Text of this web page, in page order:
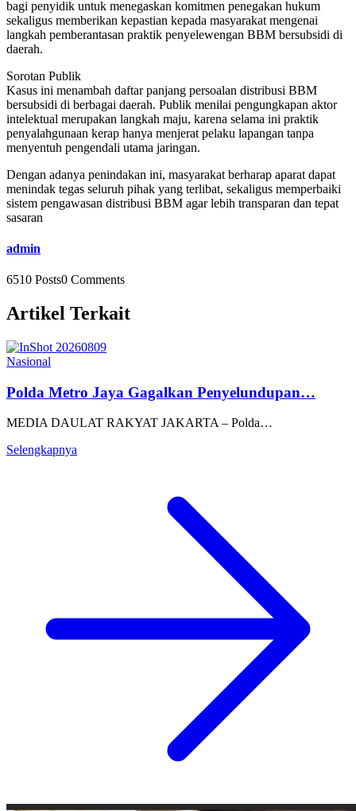
bagi penyidik untuk menegaskan komitmen penegakan hukum
sekaligus memberikan kepastian kepada masyarakat mengenai
langkah pemberantasan praktik penyelewengan BBM bersubsidi di
daerah.
Sorotan Publik
Kasus ini menambah daftar panjang persoalan distribusi BBM
bersubsidi di berbagai daerah. Publik menilai pengungkapan aktor
intelektual merupakan langkah maju, karena selama ini praktik
penyalahgunaan kerap hanya menjerat pelaku lapangan tanpa
menyentuh pengendali utama jaringan.
Dengan adanya penindakan ini, masyarakat berharap aparat dapat
menindak tegas seluruh pihak yang terlibat, sekaligus memperbaiki
sistem pengawasan distribusi BBM agar lebih transparan dan tepat
sasaran
admin
6510 Posts0 Comments
Artikel Terkait
Nasional
Polda Metro Jaya Gagalkan Penyelundupan…
MEDIA DAULAT RAKYAT JAKARTA – Polda…
Selengkapnya